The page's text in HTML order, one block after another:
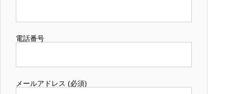
電話番号
メールアドレス (必須)